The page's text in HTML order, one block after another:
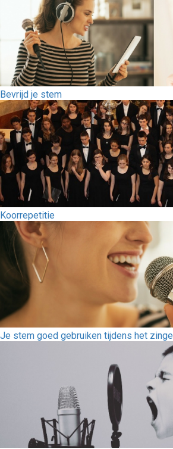
Bevrijd je stem
Koorrepetitie
Je stem goed gebruiken tijdens het